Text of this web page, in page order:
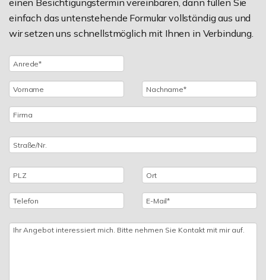
einen Besichtigungstermin vereinbaren, dann füllen Sie
einfach das untenstehende Formular vollständig aus und
wir setzen uns schnellstmöglich mit Ihnen in Verbindung.